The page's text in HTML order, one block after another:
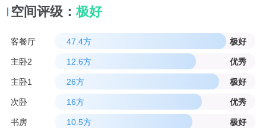
空间评级：极好
客餐厅 47.4方 极好
主卧2 12.6方 优秀
主卧1 26方 极好
次卧 16方 优秀
书房 10.5方 极好